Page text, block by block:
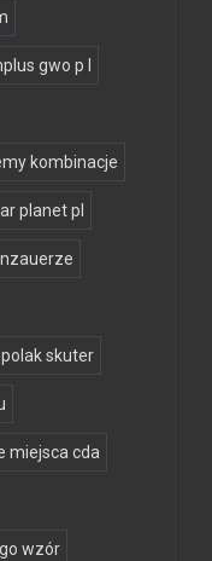
gwo p l
kombinacje
planet pl
skuter
miejsca cda
wzór